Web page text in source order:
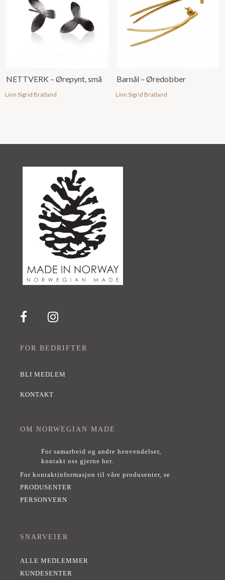
NETTVERK – Ørepynt, små
Linn Sigrid Bratland
Barnål – Øredobber
Linn Sigrid Bratland
FOR BEDRIFTER
BLI MEDLEM
KONTAKT
OM NORWEGIAN MADE
For samarbeid og andre henvendelser,
kontakt oss gjerne her.
For kontaktinformasjon til våre produsenter, se
PRODUSENTER
PERSONVERN
SNARVEIER
ALLE MEDLEMMER
KUNDESENTER